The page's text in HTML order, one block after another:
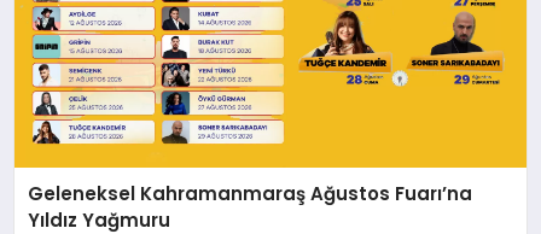
Geleneksel Kahramanmaraş Ağustos Fuarı’na
Yıldız Yağmuru